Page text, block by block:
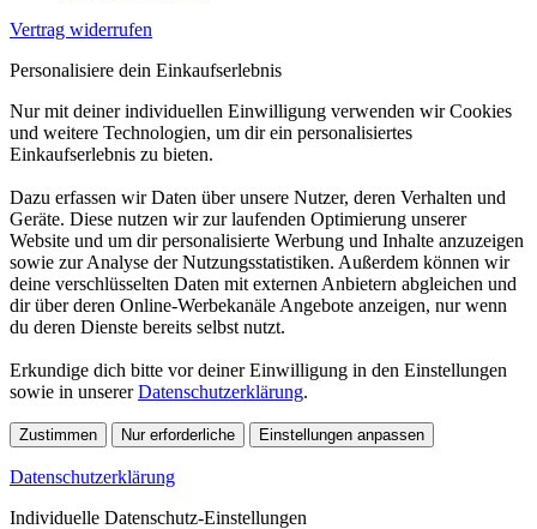
Vertrag widerrufen
Personalisiere dein Einkaufserlebnis
Nur mit deiner individuellen Einwilligung verwenden wir Cookies
und weitere Technologien, um dir ein personalisiertes
Einkaufserlebnis zu bieten.
Dazu erfassen wir Daten über unsere Nutzer, deren Verhalten und
Geräte. Diese nutzen wir zur laufenden Optimierung unserer
Website und um dir personalisierte Werbung und Inhalte anzuzeigen
sowie zur Analyse der Nutzungsstatistiken. Außerdem können wir
deine verschlüsselten Daten mit externen Anbietern abgleichen und
dir über deren Online-Werbekanäle Angebote anzeigen, nur wenn
du deren Dienste bereits selbst nutzt.
Erkundige dich bitte vor deiner Einwilligung in den Einstellungen
sowie in unsererDatenschutzerklärung.
Zustimmen Nur erforderliche Einstellungen anpassen
Datenschutzerklärung
Individuelle Datenschutz-Einstellungen